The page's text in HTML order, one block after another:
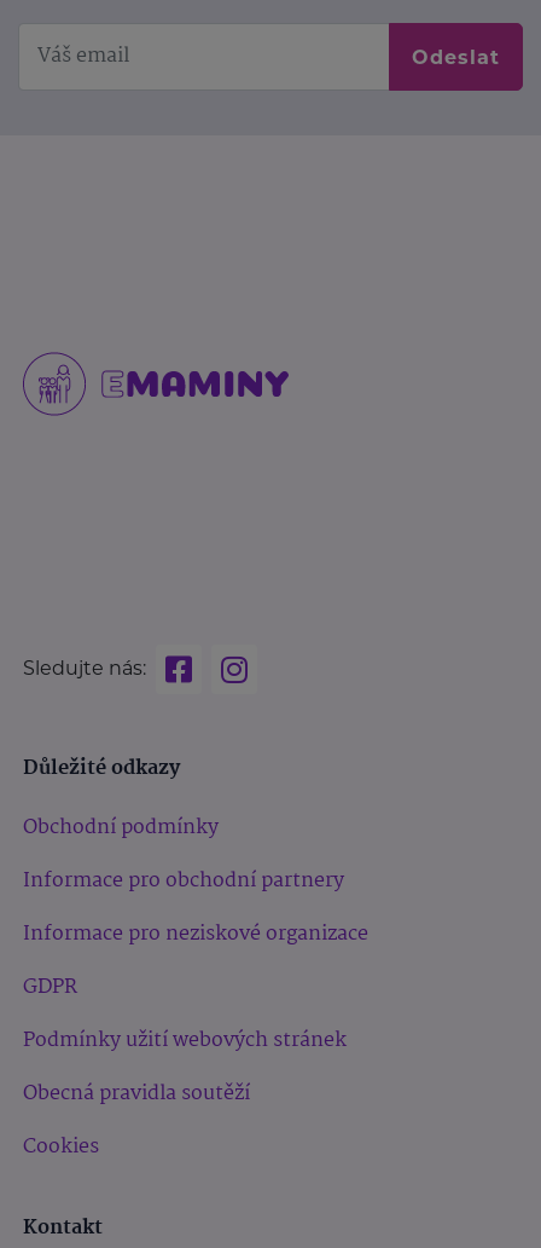
Odeslat
Sledujte nás:
Důležité odkazy
Obchodní podmínky
Informace pro obchodní partnery
Informace pro neziskové organizace
GDPR
Podmínky užití webových stránek
Obecná pravidla soutěží
Cookies
Kontakt